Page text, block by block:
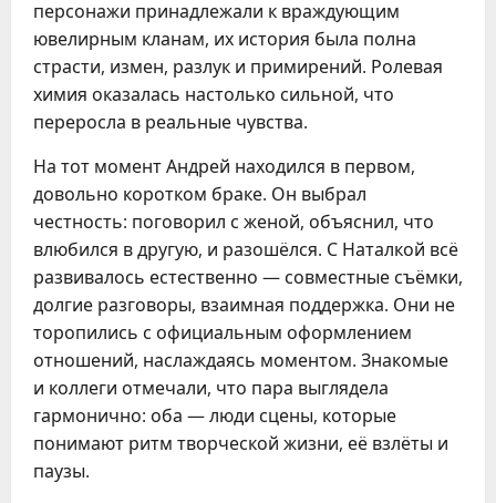
персонажи принадлежали к враждующим
ювелирным кланам, их история была полна
страсти, измен, разлук и примирений. Ролевая
химия оказалась настолько сильной, что
переросла в реальные чувства.
На тот момент Андрей находился в первом,
довольно коротком браке. Он выбрал
честность: поговорил с женой, объяснил, что
влюбился в другую, и разошёлся. С Наталкой всё
развивалось естественно — совместные съёмки,
долгие разговоры, взаимная поддержка. Они не
торопились с официальным оформлением
отношений, наслаждаясь моментом. Знакомые
и коллеги отмечали, что пара выглядела
гармонично: оба — люди сцены, которые
понимают ритм творческой жизни, её взлёты и
паузы.